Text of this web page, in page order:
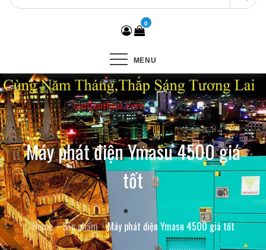
0
MENU
Máy phát điện Ymasu 4500 giá
tốt
Home Sản phẩm Máy phát điện Ymasu 4500 giá tốt